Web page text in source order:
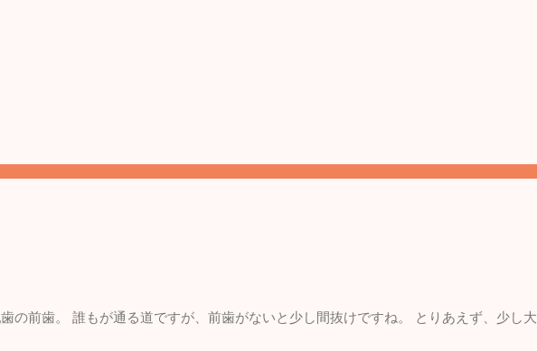
の前歯。 誰もが通る道ですが、前歯がないと少し間抜けですね。 とりあえず、少し大